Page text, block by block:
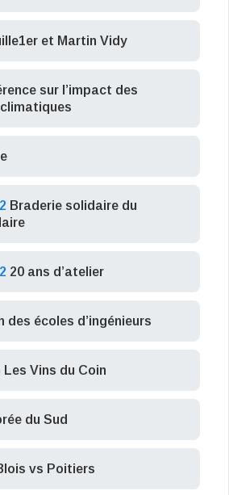
et Martin Vidy
sur l’impact des
Braderie solidaire du
20 ans d’atelier
des écoles d’ingénieurs
Les Vins du Coin
du Sud
vs Poitiers